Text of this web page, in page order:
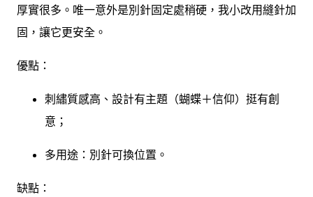
厚實很多。唯一意外是別針固定處稍硬，我小改用縫針加
固，讓它更安全。
優點：
刺繡質感高、設計有主題（蝴蝶＋信仰）挺有創
意；
多用途：別針可換位置。
缺點：